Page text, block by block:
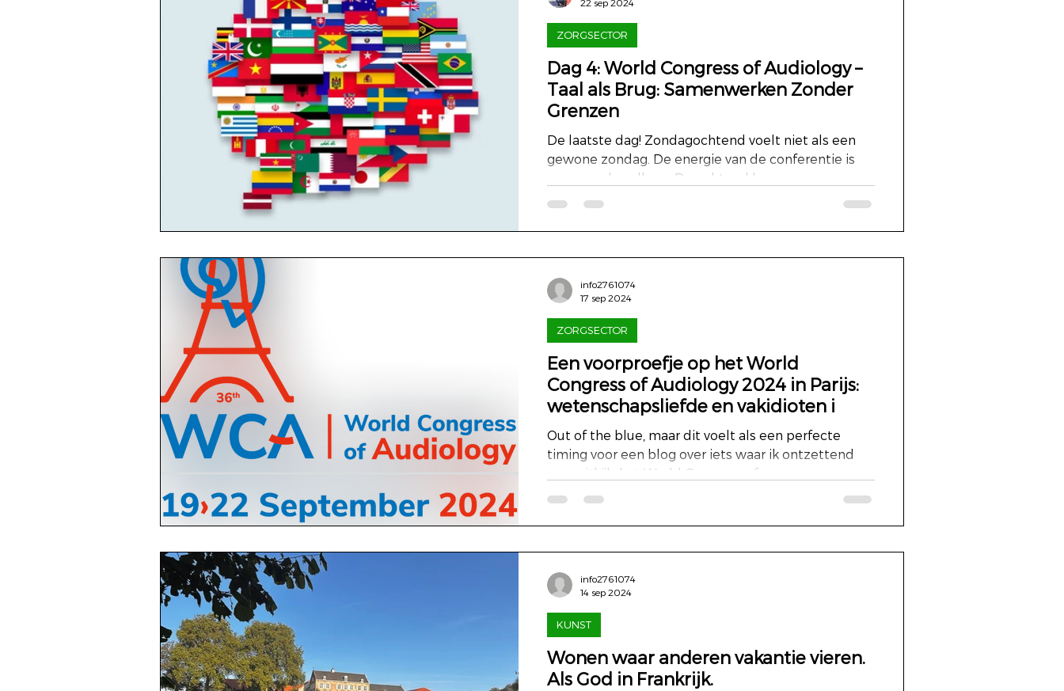
Dag 4: World Congress of Audiology –
Taal als Brug: Samenwerken Zonder
Grenzen
De laatste dag! Zondagochtend voelt niet als een
gewone zondag. De energie van de conferentie is
nog overal voelbaar. De ochtend begon...
ZORGSECTOR
22 sep 2024
Een voorproefje op het World
Congress of Audiology 2024 in Parijs:
wetenschapsliefde en vakidioten i
Out of the blue, maar dit voelt als een perfecte
timing voor een blog over iets waar ik ontzettend
naar uitkijk: het World Congress of...
ZORGSECTOR
info2761074
17 sep 2024
Wonen waar anderen vakantie vieren.
Als God in Frankrijk.
KUNST
info2761074
14 sep 2024